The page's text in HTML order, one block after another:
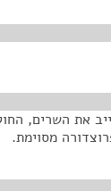
את השרים,
מסוימת.